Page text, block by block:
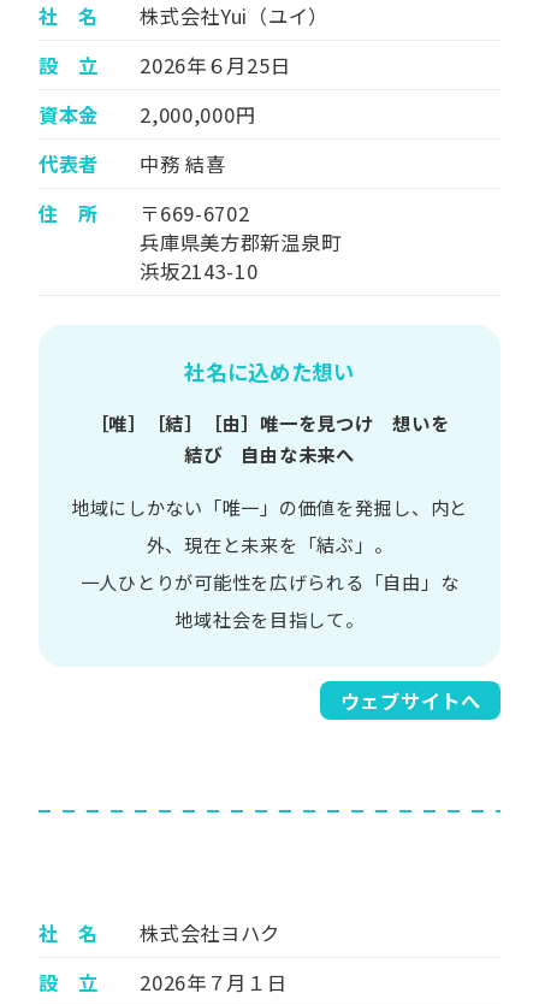
社 名
株式会社Yui（ユイ）
設 立
2026年６月25日
資本金
2,000,000円
代表者
中務 結喜
住 所
〒669-6702
兵庫県美方郡新温泉町
浜坂2143-10
社名に込めた想い
［唯］​［結］​［由］ 唯一を​見つけ 想いを​
結び 自由な​未来へ
地域に​しかない​「唯一」の​価値を​発掘し、 内と​
外、​現在と​未来を​「結ぶ」。
一人​ひとりが​可能性を​広げられる 「自由」な​
地域社会を​目指して。​
ウェブサイトへ
社 名
株式会社ヨハク
設 立
2026年７月１日